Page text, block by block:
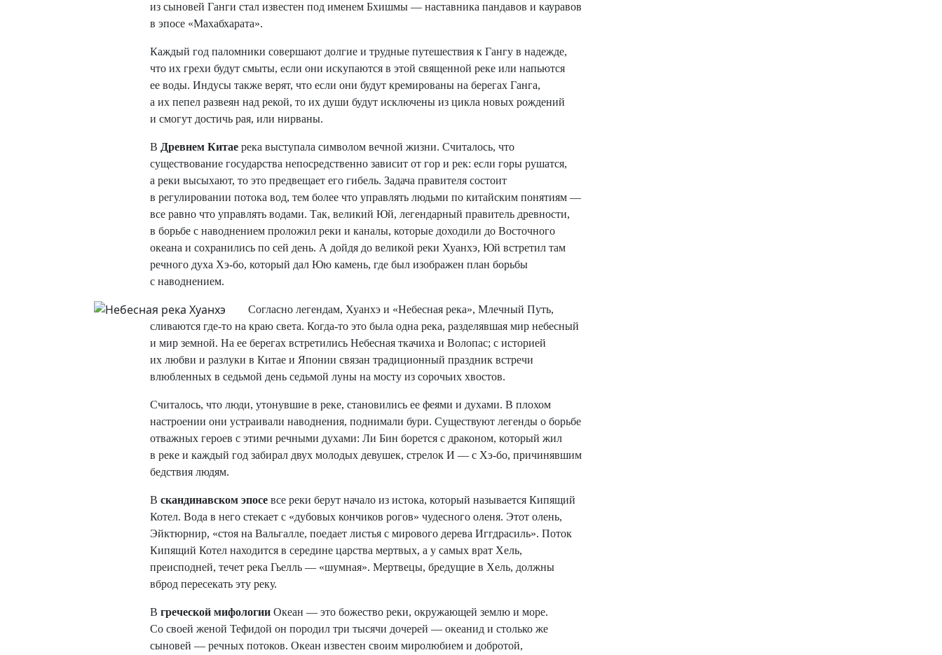
из сыновей Ганги стал известен под именем Бхишмы — наставника пандавов и кауравов
в эпосе «Махабхарата».
Каждый год паломники совершают долгие и трудные путешествия к Гангу в надежде,
что их грехи будут смыты, если они искупаются в этой священной реке или напьются
ее воды. Индусы также верят, что если они будут кремированы на берегах Ганга,
а их пепел развеян над рекой, то их души будут исключены из цикла новых рождений
и смогут достичь рая, или нирваны.
В Древнем Китае река выступала символом вечной жизни. Считалось, что
существование государства непосредственно зависит от гор и рек: если горы рушатся,
а реки высыхают, то это предвещает его гибель. Задача правителя состоит
в регулировании потока вод, тем более что управлять людьми по китайским понятиям —
все равно что управлять водами. Так, великий Юй, легендарный правитель древности,
в борьбе с наводнением проложил реки и каналы, которые доходили до Восточного
океана и сохранились по сей день. А дойдя до великой реки Хуанхэ, Юй встретил там
речного духа Хэ-бо, который дал Юю камень, где был изображен план борьбы
с наводнением.
Согласно легендам, Хуанхэ и «Небесная река», Млечный Путь,
сливаются где-то на краю света. Когда-то это была одна река, разделявшая мир небесный
и мир земной. На ее берегах встретились Небесная ткачиха и Волопас; с историей
их любви и разлуки в Китае и Японии связан традиционный праздник встречи
влюбленных в седьмой день седьмой луны на мосту из сорочьих хвостов.
Считалось, что люди, утонувшие в реке, становились ее феями и духами. В плохом
настроении они устраивали наводнения, поднимали бури. Существуют легенды о борьбе
отважных героев с этими речными духами: Ли Бин борется с драконом, который жил
в реке и каждый год забирал двух молодых девушек, стрелок И — с Хэ-бо, причинявшим
бедствия людям.
В скандинавском эпосе все реки берут начало из истока, который называется Кипящий
Котел. Вода в него стекает с «дубовых кончиков рогов» чудесного оленя. Этот олень,
Эйктюрнир, «стоя на Вальгалле, поедает листья с мирового дерева Иггдрасиль». Поток
Кипящий Котел находится в середине царства мертвых, а у самых врат Хель,
преисподней, течет река Гьелль — «шумная». Мертвецы, бредущие в Хель, должны
вброд пересекать эту реку.
В греческой мифологии Океан — это божество реки, окружающей землю и море.
Со своей женой Тефидой он породил три тысячи дочерей — океанид и столько же
сыновей — речных потоков. Океан известен своим миролюбием и добротой,